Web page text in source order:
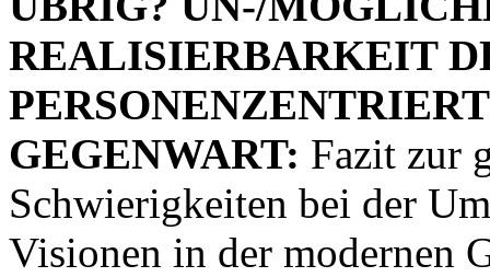
REALISIERBARKEIT
GEGENWART: Fazit zur
Schwierigkeiten bei der
Visionen in der modernen